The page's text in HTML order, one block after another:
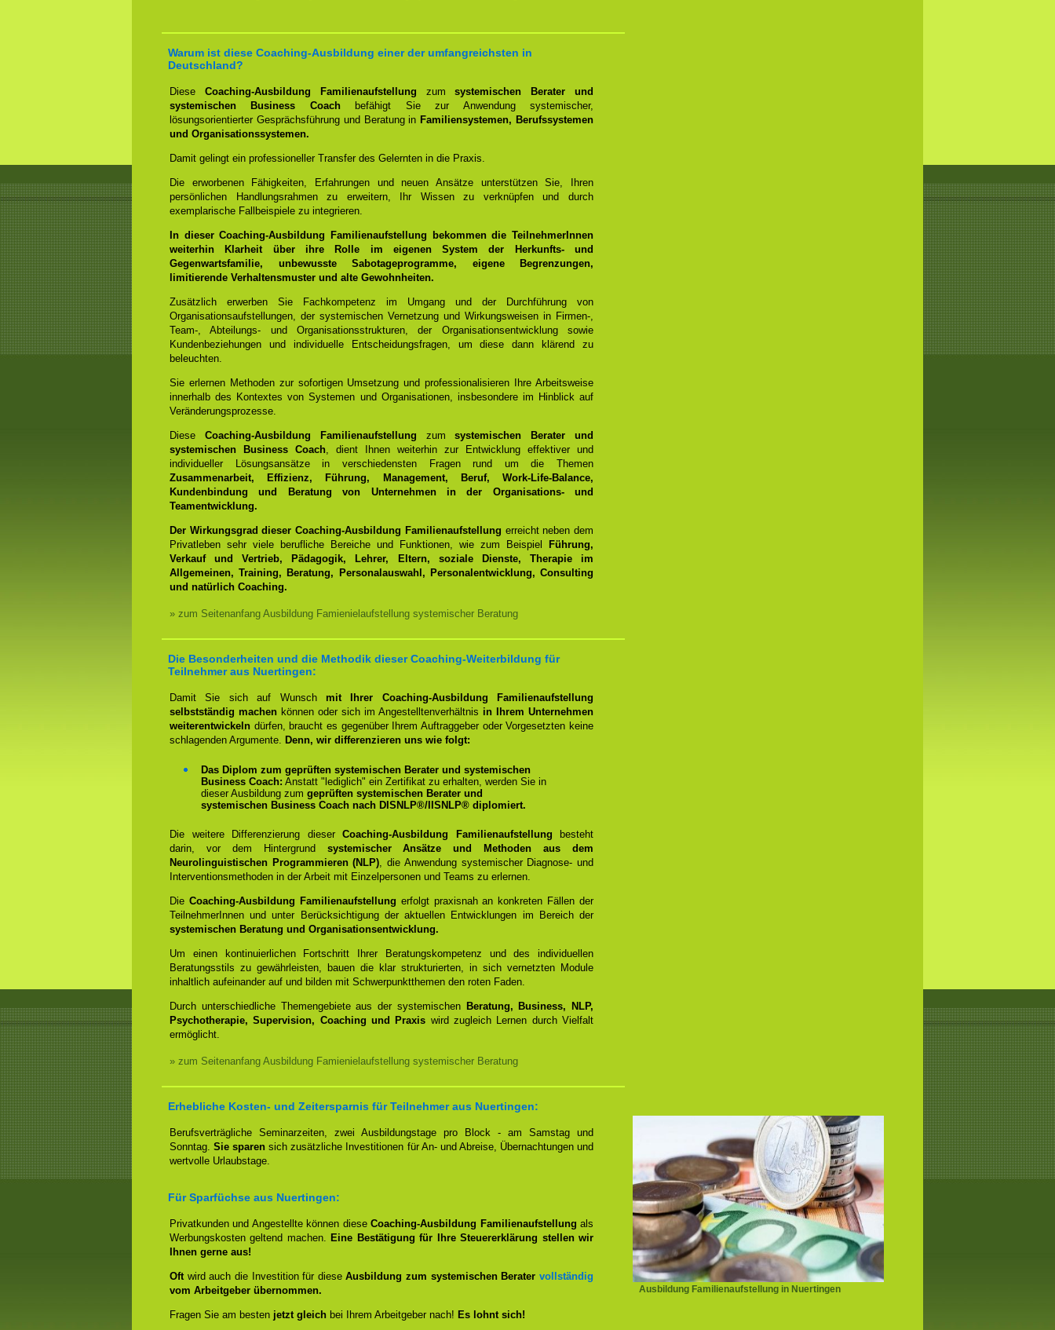
Warum ist diese Coaching-Ausbildung einer der umfangreichsten in
Deutschland?
Diese Coaching-Ausbildung Familienaufstellung zumsystemischen Berater und
systemischen Business Coachbefähigt Sie zur Anwendung systemischer,
lösungsorientierter Gesprächsführung und Beratung in Familiensystemen, Berufssystemen
und Organisationssystemen.
Damit gelingt ein professioneller Transfer des Gelernten in die Praxis.
Die erworbenen Fähigkeiten, Erfahrungen und neuen Ansätze unterstützen Sie, Ihren
persönlichen Handlungsrahmen zu erweitern, Ihr Wissen zu verknüpfen und durch
exemplarische Fallbeispiele zu integrieren.
In dieser Coaching-Ausbildung Familienaufstellung bekommen die TeilnehmerInnen
weiterhin Klarheit über ihre Rolle im eigenen System der Herkunfts- und
Gegenwartsfamilie, unbewusste Sabotageprogramme, eigene Begrenzungen,
limitierende Verhaltensmuster und alte Gewohnheiten.
Zusätzlich erwerben Sie Fachkompetenz im Umgang und der Durchführung von
Organisationsaufstellungen, der systemischen Vernetzung und Wirkungsweisen in Firmen-,
Team-, Abteilungs- und Organisationsstrukturen, der Organisationsentwicklung sowie
Kundenbeziehungen und individuelle Entscheidungsfragen, um diese dann klärend zu
beleuchten.
Sie erlernen Methoden zur sofortigen Umsetzung und professionalisieren Ihre Arbeitsweise
innerhalb des Kontextes von Systemen und Organisationen, insbesondere im Hinblick auf
Veränderungsprozesse.
Diese Coaching-Ausbildung Familienaufstellung zumsystemischen Berater und
systemischen Business Coach, dient Ihnen weiterhin zur Entwicklung effektiver und
individueller Lösungsansätze in verschiedensten Fragen rund um die Themen
Zusammenarbeit, Effizienz, Führung, Management, Beruf, Work-Life-Balance,
Kundenbindung und Beratung von Unternehmen in der Organisations- und
Teamentwicklung.
Der Wirkungsgrad dieser Coaching-Ausbildung Familienaufstellung erreicht neben dem
Privatleben sehr viele berufliche Bereiche und Funktionen, wie zum Beispiel
Führung,
Verkauf und Vertrieb, Pädagogik, Lehrer, Eltern, soziale Dienste, Therapie im
Allgemeinen, Training, Beratung, Personalauswahl, Personalentwicklung, Consulting
und natürlich Coaching.
» zum Seitenanfang Ausbildung Famienielaufstellung systemischer Beratung
Die Besonderheiten und die Methodik dieser Coaching-Weiterbildung für
Teilnehmer aus Nuertingen:
Damit Sie sich auf Wunsch mit Ihrer Coaching-Ausbildung Familienaufstellung
selbstständig machen können oder sich im Angestelltenverhältnis in Ihrem Unternehmen
weiterentwickeln dürfen, braucht es gegenüber Ihrem Auftraggeber oder Vorgesetzten keine
schlagenden Argumente. Denn, wir differenzieren uns wie folgt:
Das Diplom zum geprüften systemischen Berater und systemischen
Business Coach: Anstatt "lediglich" ein Zertifikat zu erhalten, werden Sie in
dieser Ausbildung zum geprüften systemischen Berater und
systemischen Business Coach nach DISNLP®/IISNLP® diplomiert.
Die weitere Differenzierung dieser Coaching-Ausbildung Familienaufstellung besteht
darin, vor dem Hintergrund systemischer Ansätze und Methoden aus dem
Neurolinguistischen Programmieren (NLP), die Anwendung systemischer Diagnose- und
Interventionsmethoden in der Arbeit mit Einzelpersonen und Teams zu erlernen.
Die Coaching-Ausbildung Familienaufstellung erfolgt praxisnah an konkreten Fällen der
TeilnehmerInnen und unter Berücksichtigung der aktuellen Entwicklungen im Bereich der
systemischen Beratung und Organisationsentwicklung.
Um einen kontinuierlichen Fortschritt Ihrer Beratungskompetenz und des individuellen
Beratungsstils zu gewährleisten, bauen die klar strukturierten, in sich vernetzten Module
inhaltlich aufeinander auf und bilden mit Schwerpunktthemen den roten Faden.
Durch unterschiedliche Themengebiete aus der systemischen Beratung, Business, NLP,
Psychotherapie, Supervision, Coaching und Praxis wird zugleich Lernen durch Vielfalt
ermöglicht.
» zum Seitenanfang Ausbildung Famienielaufstellung systemischer Beratung
Erhebliche Kosten- und Zeitersparnis für Teilnehmer aus Nuertingen:
Ausbildung Familienaufstellung in Nuertingen
Berufsverträgliche Seminarzeiten, zwei Ausbildungstage pro Block - am Samstag und
Sonntag.Sie sparensich zusätzliche Investitionen für An- und Abreise, Übernachtungen und
wertvolle Urlaubstage.
Für Sparfüchse aus Nuertingen:
Privatkunden und Angestellte können dieseCoaching-Ausbildung Familienaufstellung als
Werbungskosten geltend machen. Eine Bestätigung für Ihre Steuererklärung stellen wir
Ihnen gerne aus!
Oftwird auch die Investition für dieseAusbildung zum systemischen Beratervollständig
vom Arbeitgeber übernommen.
Fragen Sie am besten jetzt gleich bei Ihrem Arbeitgeber nach! Es lohnt sich!